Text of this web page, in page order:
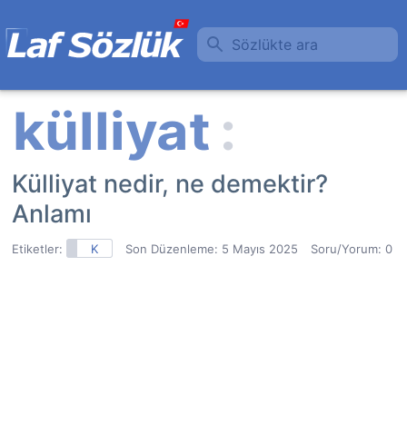
Sözlükte ara
Külliyat nedir, ne demektir?
Anlamı
Etiketler: K Son Düzenleme: 5 Mayıs 2025 Soru/Yorum: 0